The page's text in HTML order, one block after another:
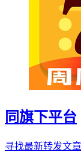
同旗下平台
寻找最新转发文